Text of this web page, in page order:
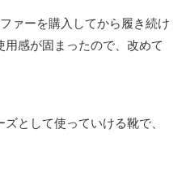
ァーを購入してから履き続け
感が固まったので、改めて
として使っていける靴で、